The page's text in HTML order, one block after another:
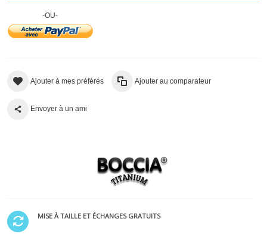
-OU-
Ajouter à mes préférés Ajouter au comparateur
Envoyer à un ami
MISE À TAILLE ET ÉCHANGES GRATUITS